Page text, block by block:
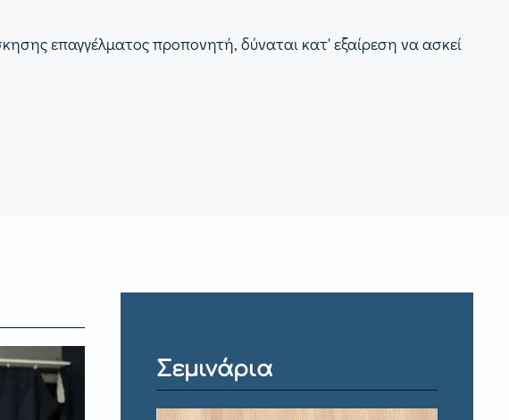
επαγγέλματος προπονητή, δύναται κατ' εξαίρεση να ασκεί
Σεμινάρια